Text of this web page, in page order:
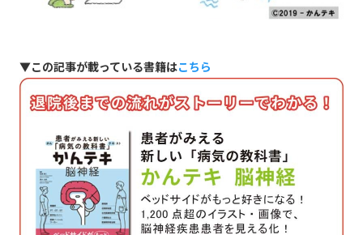
▼この記事が載っている書籍はこちら